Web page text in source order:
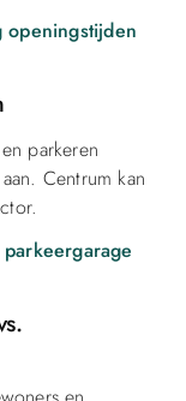
openingstijden
parkeren
Centrum kan
parkeergarage